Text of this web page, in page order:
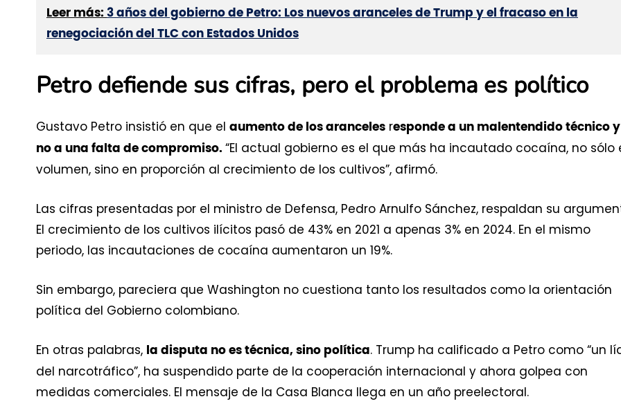
Leer más: 3 años del gobierno de Petro: Los nuevos aranceles de Trump y el fracaso en la
renegociación del TLC con Estados Unidos
Petro defiende sus cifras, pero el problema es político
Gustavo Petro insistió en que el aumento de los aranceles responde a un malentendido técnico y
no a una falta de compromiso. “El actual gobierno es el que más ha incautado cocaína, no sólo
volumen, sino en proporción al crecimiento de los cultivos”, afirmó.
Las cifras presentadas por el ministro de Defensa, Pedro Arnulfo Sánchez, respaldan su
El crecimiento de los cultivos ilícitos pasó de 43% en 2021 a apenas 3% en 2024. En el mismo
periodo, las incautaciones de cocaína aumentaron un 19%.
Sin embargo, pareciera que Washington no cuestiona tanto los resultados como la orientación
política del Gobierno colombiano.
En otras palabras, la disputa no es técnica, sino política. Trump ha calificado a Petro como “un
del narcotráfico”, ha suspendido parte de la cooperación internacional y ahora golpea con
medidas comerciales. El mensaje de la Casa Blanca llega en un año preelectoral.